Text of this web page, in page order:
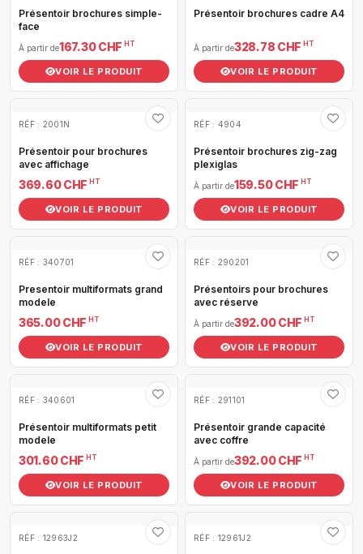
Présentoir brochures simple-
face
À partir de167.30 CHF HT
VOIR LE PRODUIT
Présentoir brochures cadre A4
À partir de328.78 CHF HT
VOIR LE PRODUIT
RÉF : 2001N
Présentoir pour brochures
avec affichage
369.60 CHF HT
VOIR LE PRODUIT
RÉF : 4904
Présentoir brochures zig-zag
plexiglas
À partir de159.50 CHF HT
VOIR LE PRODUIT
RÉF : 340701
Presentoir multiformats grand
modele
365.00 CHF HT
VOIR LE PRODUIT
RÉF : 290201
Présentoirs pour brochures
avec réserve
À partir de392.00 CHF HT
VOIR LE PRODUIT
RÉF : 340601
Présentoir multiformats petit
modele
301.60 CHF HT
VOIR LE PRODUIT
RÉF : 291101
Présentoir grande capacité
avec coffre
À partir de392.00 CHF HT
VOIR LE PRODUIT
RÉF : 12963J2 RÉF : 12961J2